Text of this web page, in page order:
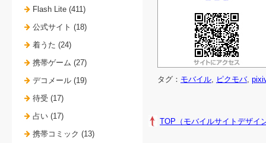
タグ： モバイル, ピクモバ,
TOP（モバイルサイトデザ
Flash Lite (411)
公式サイト (18)
着うた (24)
携帯ゲーム (27)
デコメール (19)
待受 (17)
占い (17)
携帯コミック (13)